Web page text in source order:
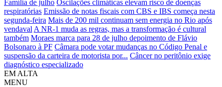
Família de julho Oscilações climáticas elevam risco de doenças
respiratórias Emissão de notas fiscais com CBS e IBS começa nesta
segunda-feira Mais de 200 mil continuam sem energia no Rio após
vendaval A NR-1 muda as regras, mas a transformação é cultural
também Moraes marca para 28 de julho depoimento de Flávio
Bolsonaro à PF Câmara pode votar mudanças no Código Penal e
suspensão da carteira de motorista por... Câncer no peritônio exige
diagnóstico especializado
EM ALTA
MENU